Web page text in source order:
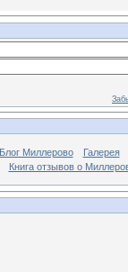
Блог Миллерово
Галерея
Книга отзывов о